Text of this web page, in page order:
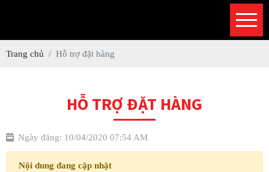
Trang chủ Hỗ trợ đặt hàng
HỖ TRỢ ĐẶT HÀNG
Ngày đăng: 10/04/2020 07:54 AM
Nội dung đang cập nhật